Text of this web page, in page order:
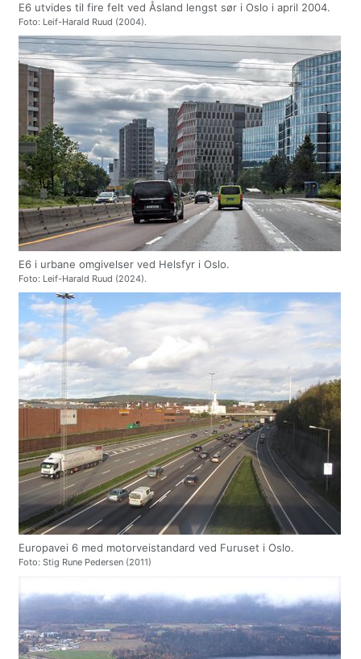
E6 utvides til fire felt ved Åsland lengst sør i Oslo i april 2004.
Foto: Leif-Harald Ruud (2004).
E6 i urbane omgivelser ved Helsfyr i Oslo.
Foto: Leif-Harald Ruud (2024).
Europavei 6 med motorveistandard ved Furuset i Oslo.
Foto: Stig Rune Pedersen (2011)